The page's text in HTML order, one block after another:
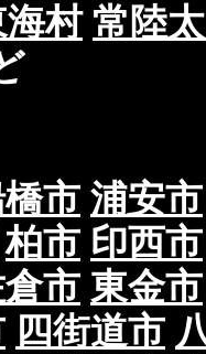
海村 常陸
市 浦安市
柏市 印西市
市 東金市
四街道市